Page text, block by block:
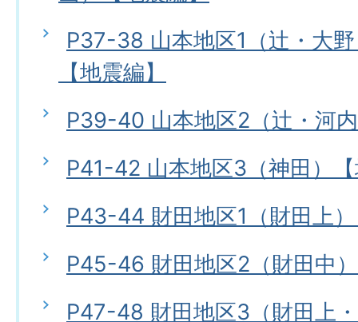
P37-38 山本地区1（辻・大
【地震編】
P39-40 山本地区2（辻・河
P41-42 山本地区3（神田）
P43-44 財田地区1（財田上
P45-46 財田地区2（財田中
P47-48 財田地区3（財田上